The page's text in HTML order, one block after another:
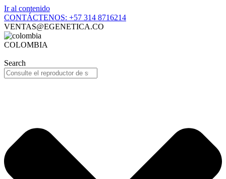
Ir al contenido
CONTÁCTENOS: +57 314 8716214
VENTAS@EGENETICA.CO
COLOMBIA
Search